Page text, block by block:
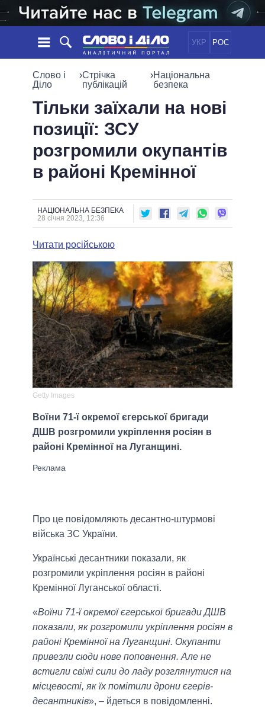
УКР РОС
НОВИНИ
СТРІЧКА
СТАТТІ
ДУМКИ
ОГЛЯДИ
СВІТ
ОБIЦЯНКИ
ПОЛIТИКИ
УСІ ПОЛІТИКИ
ПРЕЗИДЕНТ І ОФІС
КАБІНЕТ МІНІСТРІВ
ГОЛОВИ ОБЛАДМІНІСТРАЦІЙ
МЕРИ МІСТ
ІНФОГРАФІКА
ВІДЕО
ПІДТРИМАТИ
ПОРІВНЯННЯ ПОЛІТИКІВ
Слово і
Діло
›Стрічка
публікацій
›Національна
безпека
Тільки заїхали на нові
позиції: ЗСУ
розгромили окупантів
в районі Кремінної
НАЦІОНАЛЬНА БЕЗПЕКА
28 січня 2023, 12:36
Читати російською
Getty Images
Воїни 71-ї окремої єгерської бригади
ДШВ розгромили укріплення росіян в
районі Кремінної на Луганщині.
Про це повідомляють десантно-штурмові
війська ЗС України.
Українські десантники показали, як
розгромили укріплення росіян в районі
Кремінної Луганської області.
«Воїни 71-ї окремої єгерської бригади ДШВ
показали, як розгромили укріплення росіян в
районі Кремінної на Луганщині. Окупанти
привезли сюди нове поповнення. Але не
встигли свіжі сили до ладу розглянутися на
місцевості, як їх помітили дрони єгерів-
десантників», – йдеться в повідомленні.